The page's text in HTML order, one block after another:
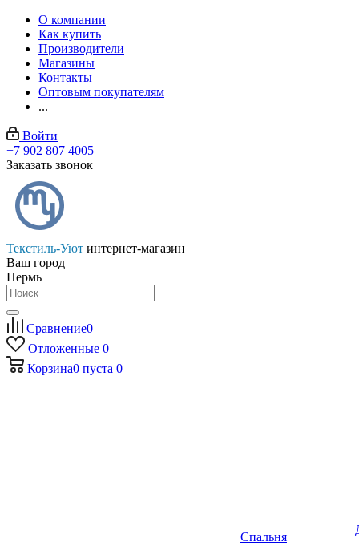
О компании
Как купить
Производители
Магазины
Контакты
Оптовым покупателям
...
Войти
+7 902 807 4005
Заказать звонок
Текстиль-Уют интернет-магазин
Ваш город
Пермь
Сравнение0
Отложенные 0
Корзина0 пуста 0
Спальня